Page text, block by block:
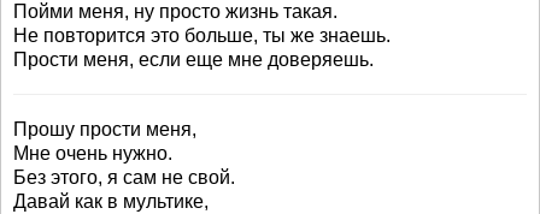
Пойми меня, ну просто жизнь такая.
Не повторится это больше, ты же знаешь.
Прости меня, если еще мне доверяешь.
Прошу прости меня,
Мне очень нужно.
Без этого, я сам не свой.
Давай как в мультике,